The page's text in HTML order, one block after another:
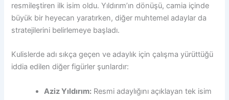
resmileştiren ilk isim oldu. Yıldırım’ın dönüşü, camia içinde
büyük bir heyecan yaratırken, diğer muhtemel adaylar da
stratejilerini belirlemeye başladı.
Kulislerde adı sıkça geçen ve adaylık için çalışma yürüttüğü
iddia edilen diğer figürler şunlardır:
Aziz Yıldırım: Resmi adaylığını açıklayan tek isim